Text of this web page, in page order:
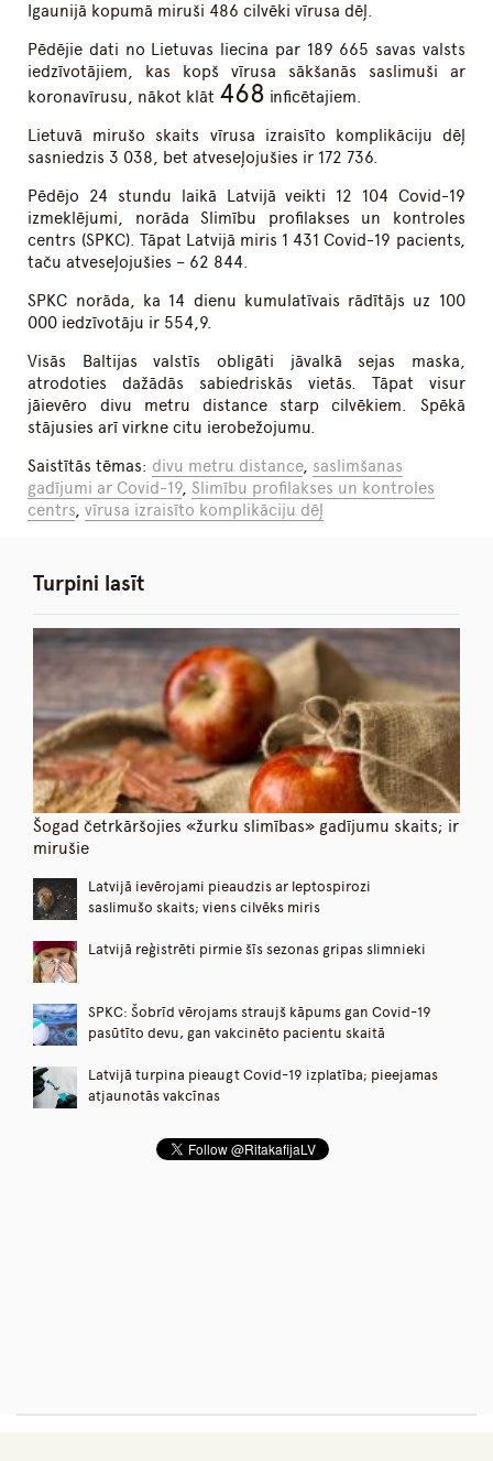
Igaunijā kopumā miruši 486 cilvēki vīrusa dēļ.
Pēdējie dati no Lietuvas liecina par 189 665 savas valsts
iedzīvotājiem, kas kopš vīrusa sākšanās saslimuši ar
koronavīrusu, nākot klāt 468 inficētajiem.
Lietuvā mirušo skaits vīrusa izraisīto komplikāciju dēļ
sasniedzis 3 038, bet atveseļojušies ir 172 736.
Pēdējo 24 stundu laikā Latvijā veikti 12 104 Covid-19
izmeklējumi, norāda Slimību profilakses un kontroles
centrs (SPKC). Tāpat Latvijā miris 1 431 Covid-19 pacients,
taču atveseļojušies – 62 844.
SPKC norāda, ka 14 dienu kumulatīvais rādītājs uz 100
000 iedzīvotāju ir 554,9.
Visās Baltijas valstīs obligāti jāvalkā sejas maska,
atrodoties dažādās sabiedriskās vietās. Tāpat visur
jāievēro divu metru distance starp cilvēkiem. Spēkā
stājusies arī virkne citu ierobežojumu.
Saistītās tēmas: divu metru distance, saslimšanas
gadījumi ar Covid-19,Slimību profilakses un kontroles
centrs,vīrusa izraisīto komplikāciju dēļ
Turpini lasīt
Šogad četrkāršojies «žurku slimības» gadījumu skaits; ir
mirušie
Latvijā ievērojami pieaudzis ar leptospirozi
saslimušo skaits; viens cilvēks miris
Latvijā reģistrēti pirmie šīs sezonas gripas slimnieki
SPKC: Šobrīd vērojams straujš kāpums gan Covid-19
pasūtīto devu, gan vakcinēto pacientu skaitā
Latvijā turpina pieaugt Covid-19 izplatība; pieejamas
atjaunotās vakcīnas